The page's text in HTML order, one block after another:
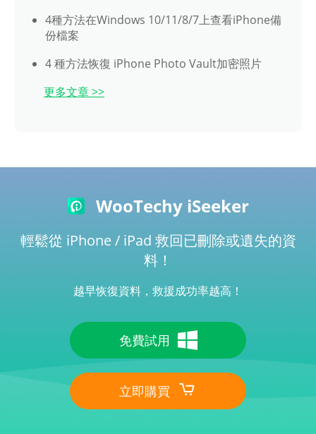
4種方法在Windows 10/11/8/7上查看iPhone備
份檔案
4 種方法恢復 iPhone Photo Vault加密照片
更多文章 >>
WooTechy iSeeker
輕鬆從 iPhone / iPad 救回已刪除或遺失的資
料！
越早恢復資料，救援成功率越高！
免費試用
立即購買